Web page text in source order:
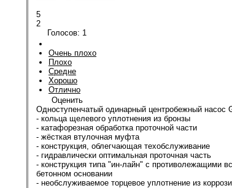
5
2
Голосов: 1
Очень плохо
Плохо
Средне
Хорошо
Отлично
Оценить
Одноступенчатый одинарный центробежный насос
- кольца щелевого уплотнения из бронзы
- катафорезная обработка проточной части
- жёсткая втулочная муфта
- конструкция, облегчающая техобслуживание
- гидравлически оптимальная проточная часть
- конструкция типа "ин-лайн" с противолежащими
бетонном основании
- необслуживаемое торцевое уплотнение из